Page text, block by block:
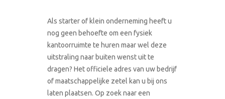
Als starter of klein onderneming heeft u
nog geen behoefte om een fysiek
kantoorruimte te huren maar wel deze
uitstraling naar buiten wenst uit te
dragen? Het officiele adres van uw bedrijf
of maatschappelijke zetel kan u bij ons
laten plaatsen. Op zoek naar een